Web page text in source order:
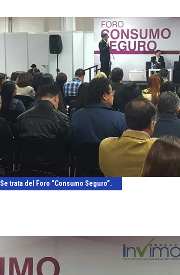
Se trata del Foro “Consumo Seguro”.